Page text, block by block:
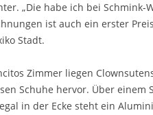
„Die habe ich bei Schmink-
ist auch ein erster
Stadt.
Zimmer liegen
Schuhe hervor. Über
in der Ecke steht ein